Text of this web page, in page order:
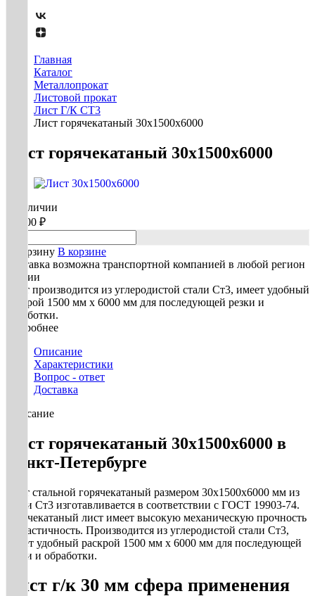
Главная
Каталог
Металлопрокат
Листовой прокат
Лист Г/К СТ3
Лист горячекатаный 30х1500х6000
Лист горячекатаный 30х1500х6000
В наличии
72 800 ₽
В корзину В корзине
Доставка возможна транспортной компанией в любой регион
России
Лист производится из углеродистой стали Ст3, имеет удобный
раскрой 1500 мм х 6000 мм для последующей резки и
обработки.
Подробнее
Описание
Характеристики
Вопрос - ответ
Доставка
Описание
Лист горячекатаный 30х1500х6000 в
Санкт-Петербурге
Лист стальной горячекатаный размером 30х1500х6000 мм из
стали Ст3 изготавливается в соответствии с ГОСТ 19903-74.
Горячекатаный лист имеет высокую механическую прочность
и пластичность. Производится из углеродистой стали Ст3,
имеет удобный раскрой 1500 мм х 6000 мм для последующей
резки и обработки.
Лист г/к 30 мм сфера применения